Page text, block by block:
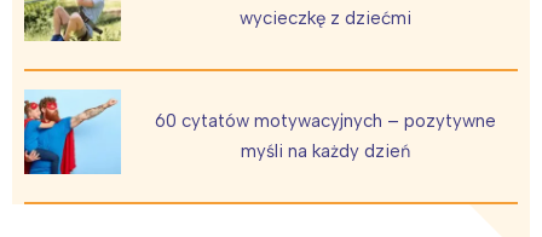
wycieczkę z dziećmi
60 cytatów motywacyjnych – pozytywne
myśli na każdy dzień